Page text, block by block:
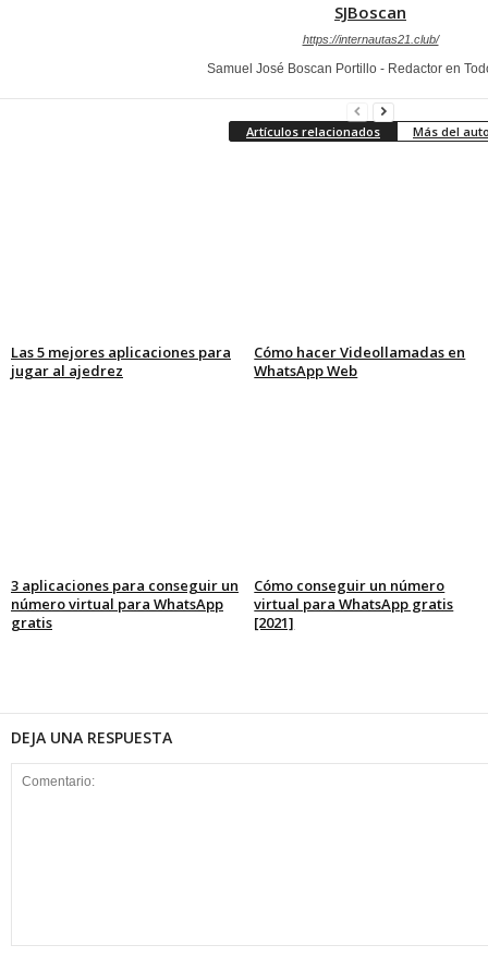
SJBoscan
https://internautas21.club/
Samuel José Boscan Portillo - Redactor en
Artículos relacionados Más del
Las 5 mejores aplicaciones para
jugar al ajedrez
Cómo hacer Videollamadas en
WhatsApp Web
3 aplicaciones para conseguir un
número virtual para WhatsApp
gratis
Cómo conseguir un número
virtual para WhatsApp gratis
[2021]
DEJA UNA RESPUESTA